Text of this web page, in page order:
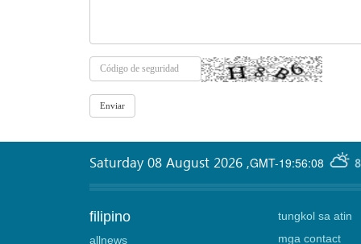
GMT-19:56:08
Saturday 08 August 2026 ,
filipino
allnews
tungkol sa atin
mga contact